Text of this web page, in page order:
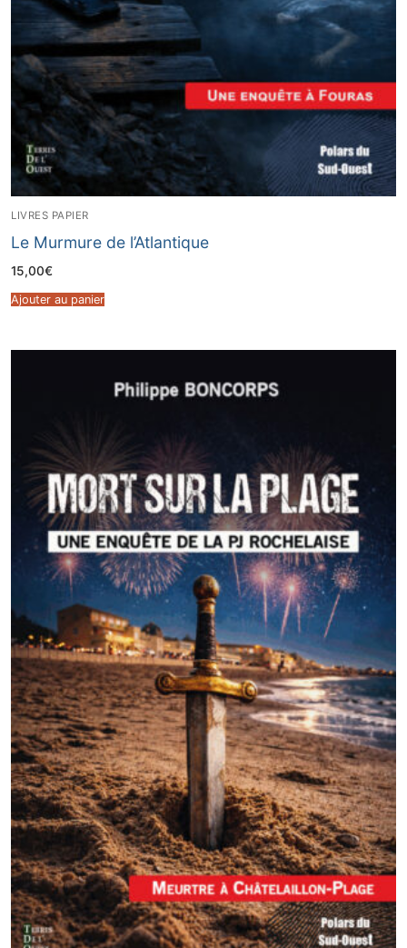
LIVRES PAPIER
Le Murmure de l’Atlantique
15,00€
Ajouter au panier